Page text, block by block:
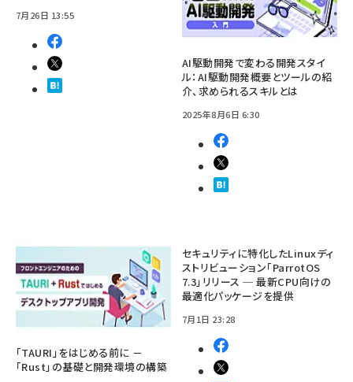
7月26日 13:55
AI駆動開発で変わる開発スタイ
ル：AI駆動開発概要とツールの紹
介、求められるスキルとは
2025年8月6日 6:30
「TAURI」をはじめる前に －
「Rust」の基礎と開発環境の構築
セキュリティに特化したLinuxディ
ストリビューション「ParrotOS
7.3」リリース ─ 最新CPU向けの
最適化パッケージを提供
7月1日 23:28